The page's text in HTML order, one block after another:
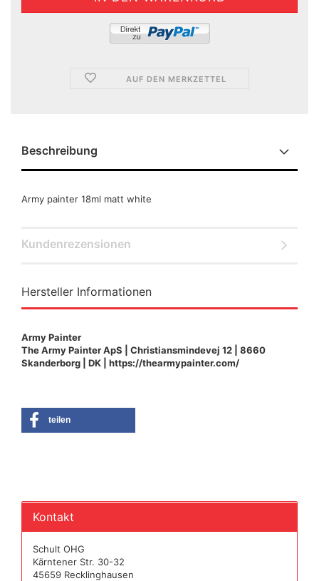
AUF DEN MERKZETTEL
Beschreibung
Army painter 18ml matt white
Kundenrezensionen
Hersteller Informationen
Army Painter
The Army Painter ApS | Christiansmindevej 12 | 8660
Skanderborg | DK | https://thearmypainter.com/
teilen
Kontakt
Schult OHG
Kärntener Str. 30-32
45659 Recklinghausen